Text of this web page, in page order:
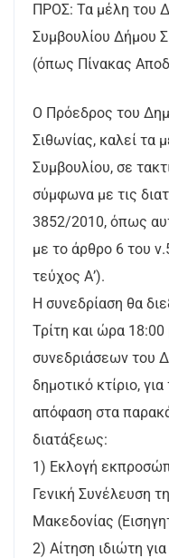
ΠΡΟΣ: Τα μέλη του
Συμβουλίου Δήμου
(όπως Πίνακας
Ο Πρόεδρος του
Σιθωνίας, καλεί τα
Συμβουλίου, σε
σύμφωνα με τις
3852/2010, όπως
με το άρθρο 6 του
τεύχος Α’).
Η συνεδρίαση θα
Τρίτη και ώρα 18:00
συνεδριάσεων του
δημοτικό κτίριο,
απόφαση στα
διατάξεως:
1) Εκλογή
Γενική Συνέλευση
Μακεδονίας
2) Αίτηση ιδιώτη